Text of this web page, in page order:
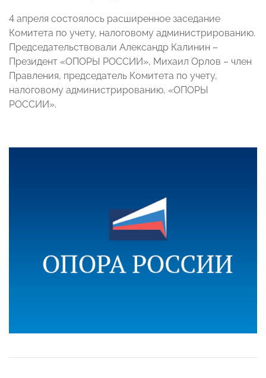
4 апреля состоялось расширенное заседание
Комитета по учету, налоговому администрированию.
Председательствовали Александр Калинин –
Президент «ОПОРЫ РОССИИ», Михаил Орлов – член
Правления, председатель Комитета по учету,
налоговому администрированию, «ОПОРЫ
РОССИИ».